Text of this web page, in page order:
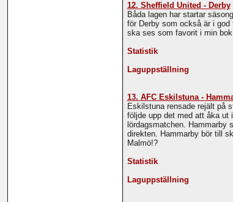
12. Sheffield United - Derby
Båda lagen har startar
för Derby som också är i
ska ses som favorit i min
Statistik
Laguppställning
13. AFC Eskilstuna -
Eskilstuna rensade rejält på
följde upp det med att åka ut
lördagsmatchen. Hammarby
direkten. Hammarby bör till
Malmö!?
Statistik
Laguppställning